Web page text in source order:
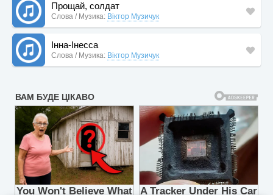
Прощай, солдат
Слова / Музика: Віктор Музичук
Інна-Інесса
Слова / Музика: Віктор Музичук